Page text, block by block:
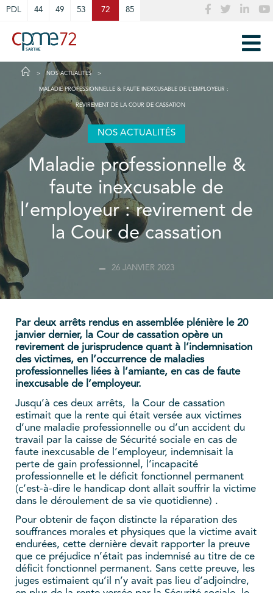
PDL 44 49 53 72 85
NOS ACTUALITÉS
MALADIE PROFESSIONNELLE & FAUTE INEXCUSABLE DE L’EMPLOYEUR :
REVIREMENT DE LA COUR DE CASSATION
NOS ACTUALITÉS
Maladie professionnelle &
faute inexcusable de
l’employeur : revirement de
la Cour de cassation
26 JANVIER 2023
Par deux arrêts rendus en assemblée plénière le 20
janvier dernier, la Cour de cassation opère un
revirement de jurisprudence quant à l’indemnisation
des victimes, en l’occurrence de maladies
professionnelles liées à l’amiante, en cas de faute
inexcusable de l’employeur.
Jusqu’à ces deux arrêts, la Cour de cassation
estimait que la rente qui était versée aux victimes
d’une maladie professionnelle ou d’un accident du
travail par la caisse de Sécurité sociale en cas de
faute inexcusable de l’employeur, indemnisait la
perte de gain professionnel, l’incapacité
professionnelle et le déficit fonctionnel permanent
(c’est-à-dire le handicap dont allait souffrir la victime
dans le déroulement de sa vie quotidienne) .
Pour obtenir de façon distincte la réparation des
souffrances morales et physiques que la victime avait
endurées, cette dernière devait rapporter la preuve
que ce préjudice n’était pas indemnisé au titre de ce
déficit fonctionnel permanent. Sans cette preuve, les
juges estimaient qu’il n’y avait pas lieu d’adjoindre,
Cookies management panel